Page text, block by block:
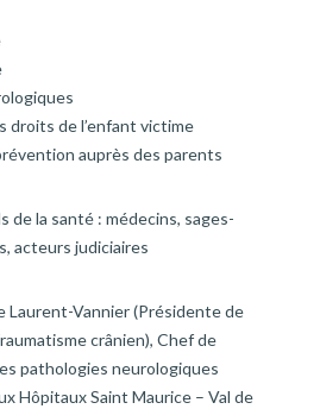
droits de l’enfant victime
auprès des parents
de la santé : médecins, sages-
acteurs judiciaires
Laurent-Vannier (Présidente de
crânien), Chef de
pathologies neurologiques
Hôpitaux Saint Maurice – Val de